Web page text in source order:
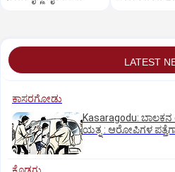
LATEST
ಕಾಸರಗೋಡು
Kasaragodu:
ಯತ್ನ : ಆರೋಪಿಗಳ